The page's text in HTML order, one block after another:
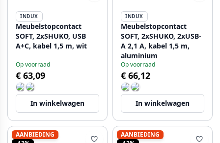
INDUX
Meubelstopcontact
SOFT, 2xSHUKO, USB
A+C, kabel 1,5 m, wit
Op voorraad
€ 63,09
In winkelwagen
INDUX
Meubelstopcontact
SOFT, 2xSHUKO, 2xUSB-
A 2,1 A, kabel 1,5 m,
aluminium
Op voorraad
€ 66,12
In winkelwagen
AANBIEDING
AANBIEDING